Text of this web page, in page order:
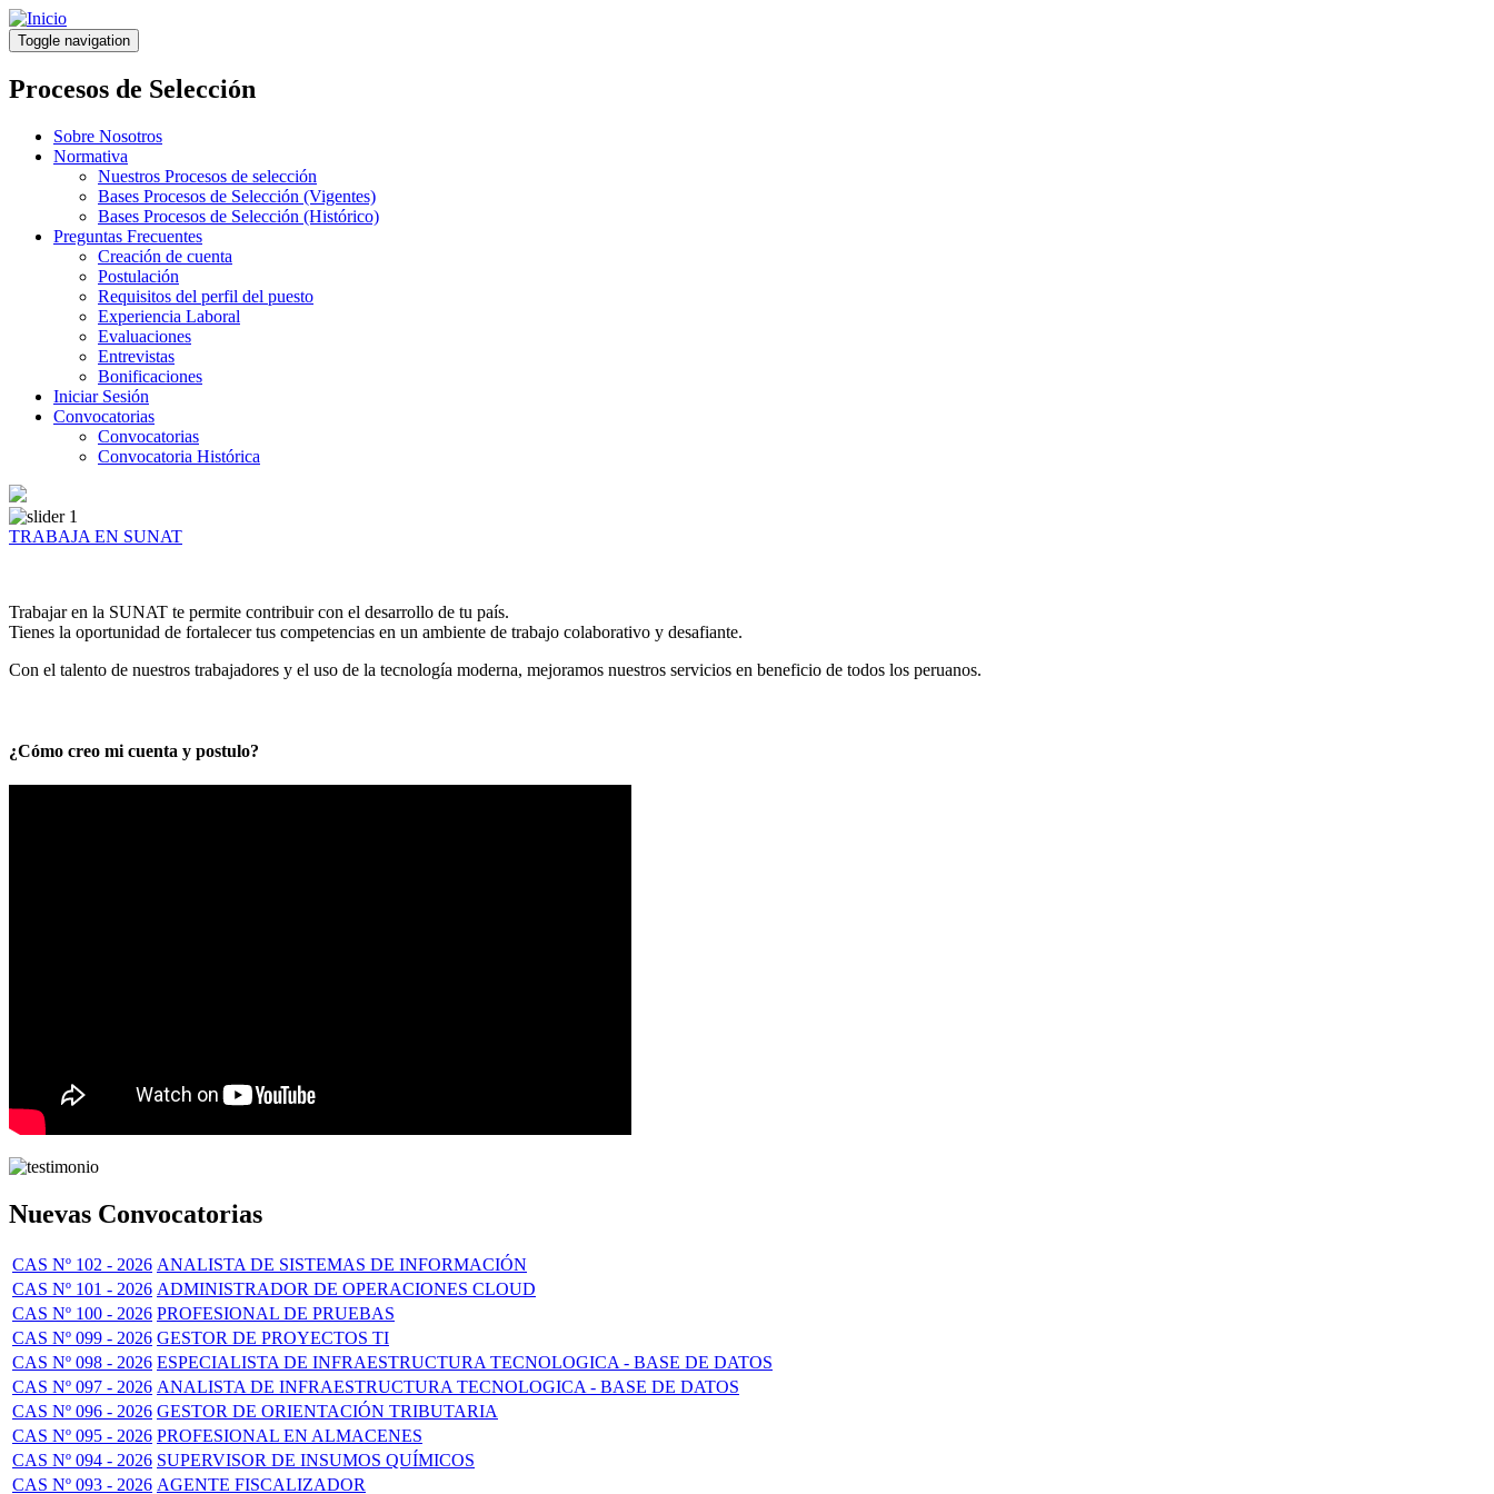
Pasar
al
contenido
principal
Toggle navigation
Procesos de Selección
Sobre Nosotros
Normativa
Nuestros Procesos de selección
Bases Procesos de Selección (Vigentes)
Bases Procesos de Selección (Histórico)
Preguntas Frecuentes
Creación de cuenta
Postulación
Requisitos del perfil del puesto
Experiencia Laboral
Evaluaciones
Entrevistas
Bonificaciones
Iniciar Sesión
Convocatorias
Convocatorias
Convocatoria Histórica
TRABAJA EN SUNAT
Trabajar en la SUNAT te permite contribuir con el desarrollo de tu país.
Tienes la oportunidad de fortalecer tus competencias en un ambiente de trabajo colaborativo y desafiante.
Con el talento de nuestros trabajadores y el uso de la tecnología moderna, mejoramos nuestros servicios en beneficio de todos los peruanos.
¿Cómo creo mi cuenta y postulo?
Nuevas Convocatorias
CAS Nº 102 - 2026 ANALISTA DE SISTEMAS DE INFORMACIÓN
CAS Nº 101 - 2026 ADMINISTRADOR DE OPERACIONES CLOUD
CAS Nº 100 - 2026 PROFESIONAL DE PRUEBAS
CAS Nº 099 - 2026 GESTOR DE PROYECTOS TI
CAS Nº 098 - 2026 ESPECIALISTA DE INFRAESTRUCTURA TECNOLOGICA - BASE DE DATOS
CAS Nº 097 - 2026 ANALISTA DE INFRAESTRUCTURA TECNOLOGICA - BASE DE DATOS
CAS Nº 096 - 2026 GESTOR DE ORIENTACIÓN TRIBUTARIA
CAS Nº 095 - 2026 PROFESIONAL EN ALMACENES
CAS Nº 094 - 2026 SUPERVISOR DE INSUMOS QUÍMICOS
CAS Nº 093 - 2026 AGENTE FISCALIZADOR